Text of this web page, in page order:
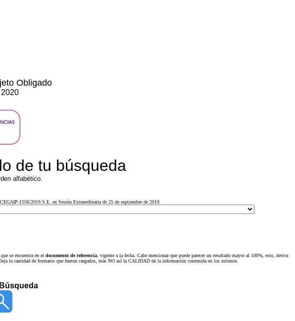
Obligado
de tu búsqueda
alfabético.
1556/2019.S.E. en Sesión Extraordinaria de 25 de septiembre de 2019.
se encuentra en el documento de referencia , vigente a la fecha. Cabe mencionar que puede parecer un resultado mayor al 100%, esto, deriva
la cantidad de formatos que fueron cargados, más NO así la CALIDAD de la información contenida en los mismos.